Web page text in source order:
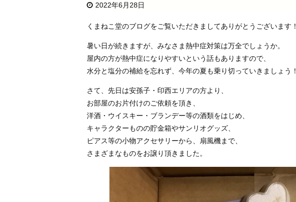
2022年6月28日
くまねこ堂のブログをご覧いただきましてありがとうございます！
暑い日が続きますが、みなさま熱中症対策は万全でしょうか。
屋内の方が熱中症になりやすいという話もありますので、
水分と塩分の補給を忘れず、今年の夏も乗り切っていきましょう！
さて、先日は安孫子・印西エリアの方より、
お部屋のお片付けのご依頼を頂き、
洋酒・ウイスキー・ブランデー等の酒類をはじめ、
キャラクターものの貯金箱やサンリオグッズ、
ピアス等の小物アクセサリーから、扇風機まで、
さまざまなものをお譲り頂きました。